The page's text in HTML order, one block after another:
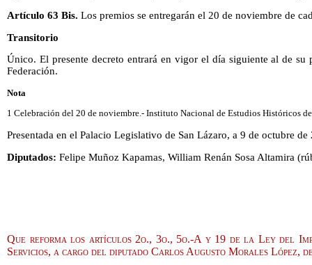
Artículo 63 Bis. Los premios se entregarán el 20 de noviembre de
Transitorio
Único. El presente decreto entrará en vigor el día siguiente al de
Federación.
Nota
1 Celebración del 20 de noviembre.- Instituto Nacional de Estudios Históricos
Presentada en el Palacio Legislativo de San Lázaro, a 9 de octubre de
Diputados: Felipe Muñoz Kapamas, William Renán Sosa Altamira
Que reforma los artículos 2o., 3o., 5o.-A y 19 de la Ley del
Servicios, a cargo del diputado Carlos Augusto Morales López,